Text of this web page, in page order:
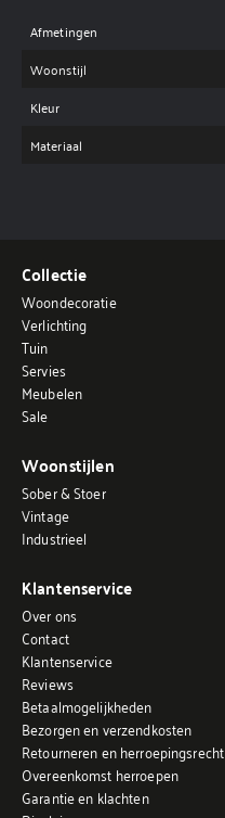
Afmetingen
Woonstijl
Kleur
Materiaal
Collectie
Woondecoratie
Verlichting
Tuin
Servies
Meubelen
Sale
Woonstijlen
Sober & Stoer
Vintage
Industrieel
Klantenservice
Over ons
Contact
Klantenservice
Reviews
Betaalmogelijkheden
Bezorgen en verzendkosten
Retourneren en herroepingsrecht
Overeenkomst herroepen
Garantie en klachten